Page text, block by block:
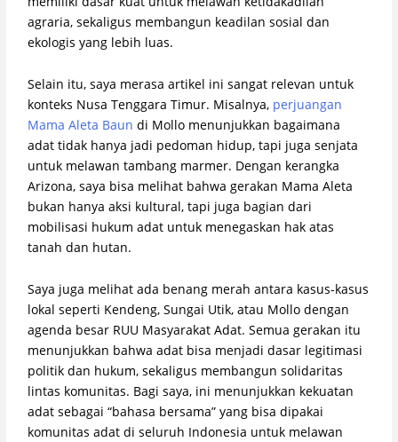
agraria, sekaligus membangun keadilan sosial dan
ekologis yang lebih luas.
Selain itu, saya merasa artikel ini sangat relevan untuk
konteks Nusa Tenggara Timur. Misalnya, perjuangan
Mama Aleta Baun di Mollo menunjukkan bagaimana
adat tidak hanya jadi pedoman hidup, tapi juga senjata
untuk melawan tambang marmer. Dengan kerangka
Arizona, saya bisa melihat bahwa gerakan Mama Aleta
bukan hanya aksi kultural, tapi juga bagian dari
mobilisasi hukum adat untuk menegaskan hak atas
tanah dan hutan.
Saya juga melihat ada benang merah antara kasus-kasus
lokal seperti Kendeng, Sungai Utik, atau Mollo dengan
agenda besar RUU Masyarakat Adat. Semua gerakan itu
menunjukkan bahwa adat bisa menjadi dasar legitimasi
politik dan hukum, sekaligus membangun solidaritas
lintas komunitas. Bagi saya, ini menunjukkan kekuatan
adat sebagai “bahasa bersama” yang bisa dipakai
komunitas adat di seluruh Indonesia untuk melawan